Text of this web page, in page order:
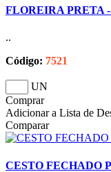
FLOREIRA PRETA
..
Código: 7521
UN
Comprar
Adicionar a Lista de
Comparar
CESTO FECHADO